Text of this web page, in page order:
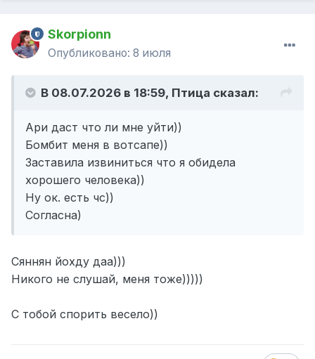
Skorpionn
Опубликовано: 8 июля
В 08.07.2026 в 18:59, Птица сказал:
Ари даст что ли мне уйти))
Бомбит меня в вотсапе))
Заставила извиниться что я обидела
хорошего человека))
Ну ок. есть чс))
Согласна)
Сяннян йохду даа)))
Никого не слушай, меня тоже)))))
С тобой спорить весело))